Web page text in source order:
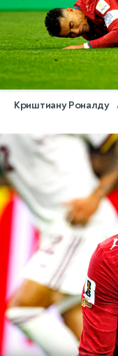
Криштиану Роналду